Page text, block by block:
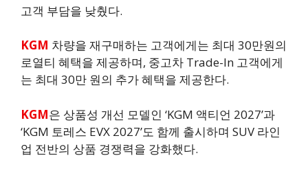
고객 부담을 낮췄다.
KGM 차량을 재구매하는 고객에게는 최대 30만원의
로열티 혜택을 제공하며, 중고차 Trade-In 고객에게
는 최대 30만 원의 추가 혜택을 제공한다.
KGM은 상품성 개선 모델인 ‘KGM 액티언 2027’과
‘KGM 토레스 EVX 2027’도 함께 출시하며 SUV 라인
업 전반의 상품 경쟁력을 강화했다.